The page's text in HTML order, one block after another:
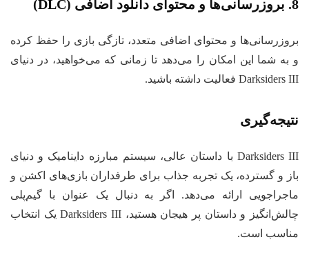
8. بروزرسانی‌ها و محتوای دانلود اضافی (DLC)
بروزرسانی‌ها و محتوای اضافی متعدد، تازگی بازی را حفظ کرده
و به شما این امکان را می‌دهد تا زمانی که می‌خواهید، در دنیای
Darksiders III فعالیت داشته باشید.
نتیجه‌گیری
Darksiders III با داستان عالی، سیستم مبارزه داینامیک و دنیای
باز و گسترده، یک تجربه جذاب برای طرفداران بازی‌های اکشن و
ماجراجویی ارائه می‌دهد. اگر به دنبال یک عنوان با گیم‌پلی
چالش‌انگیز و داستان پر هیجان هستید، Darksiders III یک انتخاب
مناسب است.